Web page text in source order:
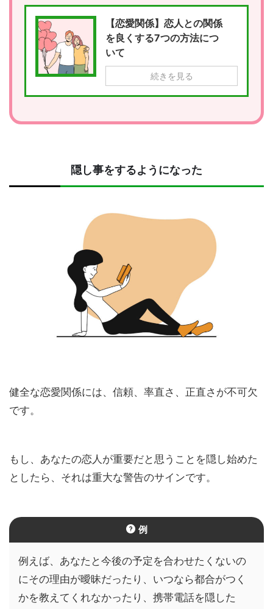
【恋愛関係】恋人との関係
を良くする7つの方法につ
いて
続きを見る
隠し事をするようになった
健全な恋愛関係には、信頼、率直さ、正直さが不可欠
です。
もし、あなたの恋人が重要だと思うことを隠し始めた
としたら、それは重大な警告のサインです。
例
例えば、あなたと今後の予定を合わせたくないの
にその理由が曖昧だったり、いつなら都合がつく
かを教えてくれなかったり、携帯電話を隠した